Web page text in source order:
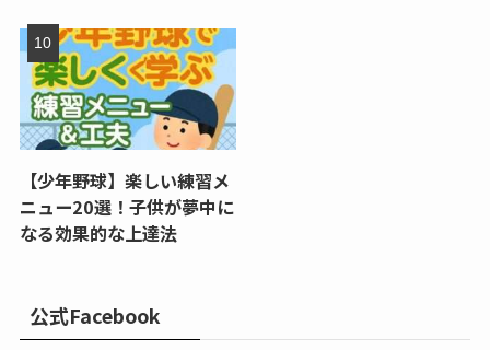
【少年野球】楽しい練習メ
ニュー20選！子供が夢中に
なる効果的な上達法
公式Facebook